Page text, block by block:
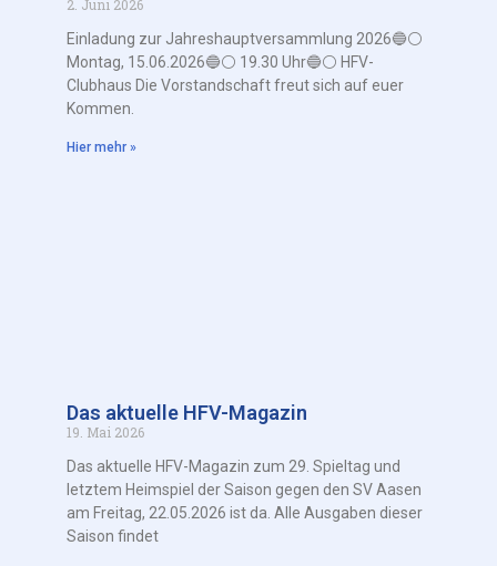
2. Juni 2026
Einladung zur Jahreshauptversammlung 2026🔵⚪️
Montag, 15.06.2026🔵⚪️ 19.30 Uhr🔵⚪️ HFV-
Clubhaus Die Vorstandschaft freut sich auf euer
Kommen.
Hier mehr »
Das aktuelle HFV-Magazin
19. Mai 2026
Das aktuelle HFV-Magazin zum 29. Spieltag und
letztem Heimspiel der Saison gegen den SV Aasen
am Freitag, 22.05.2026 ist da. Alle Ausgaben dieser
Saison findet